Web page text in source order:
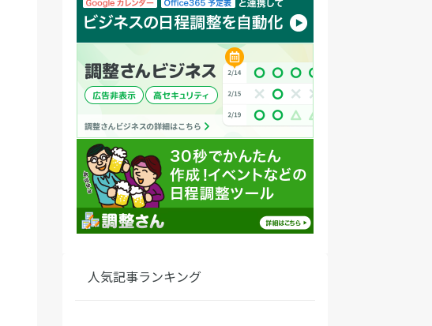
人気記事ランキング